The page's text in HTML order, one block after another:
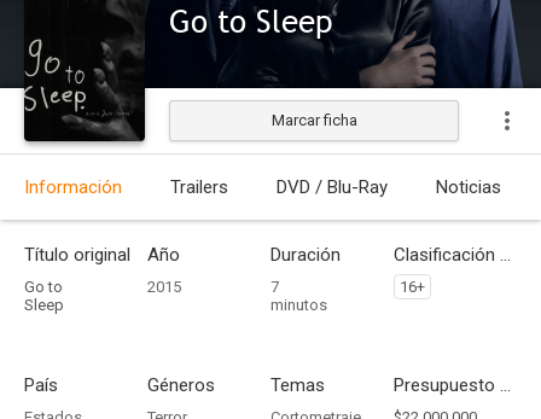
Go to Sleep
Estrenada
Marcar ficha
Información Trailers DVD / Blu-Ray Noticias
Título original
Go to
Sleep
Año
2015
Duración
7
minutos
Clasificación por edades
16+
País Géneros Temas Presupuesto - Ingresos